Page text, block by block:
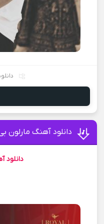
دانلود آهنگ مارلون
دانلود